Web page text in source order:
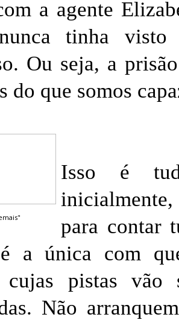
a agente
nunca tinha
Ou seja, a
do que somos
Isso é
para contar
a única com
cujas pistas vão
Não